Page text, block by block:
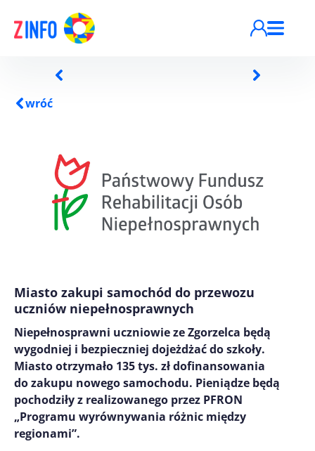
wróć
Miasto zakupi samochód do przewozu
uczniów niepełnosprawnych
Niepełnosprawni uczniowie ze Zgorzelca będą
wygodniej i bezpieczniej dojeżdżać do szkoły.
Miasto otrzymało 135 tys. zł dofinansowania
do zakupu nowego samochodu. Pieniądze będą
pochodziły z realizowanego przez PFRON
„Programu wyrównywania różnic między
regionami”.